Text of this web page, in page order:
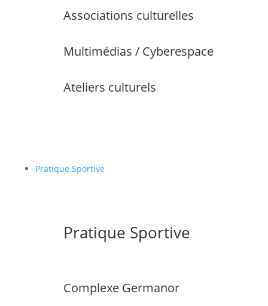
Associations culturelles
Multimédias / Cyberespace
Ateliers culturels
Pratique Sportive
Pratique Sportive
Complexe Germanor